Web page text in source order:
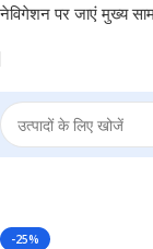
नेविगेशन पर जाएं मुख्य
Ball Pen – For
-25%